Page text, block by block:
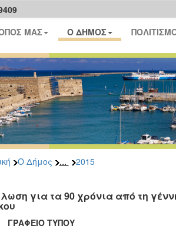
ΜΑΣ Ο ΔΗΜΟΣ
Ο Δήμος ... 2015
για τα 90 χρόνια από τη
ΤΥΠΟΥ